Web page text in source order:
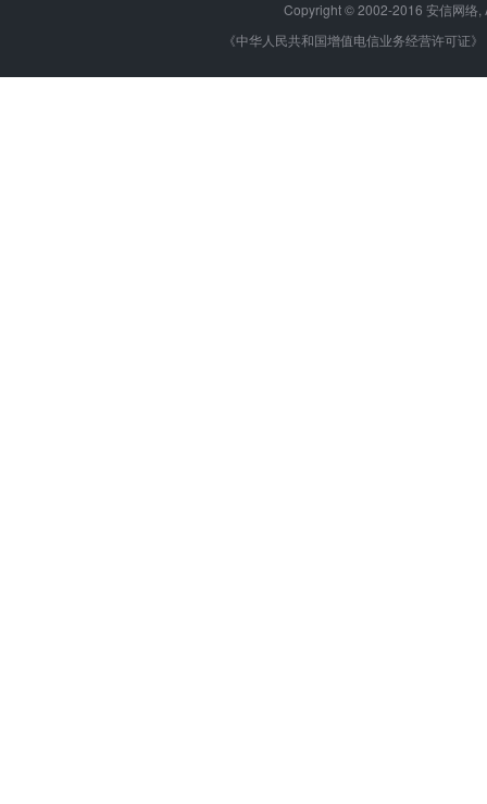
Copyright © 2002-2016 安信网
《中华人民共和国增值电信业务经营许可